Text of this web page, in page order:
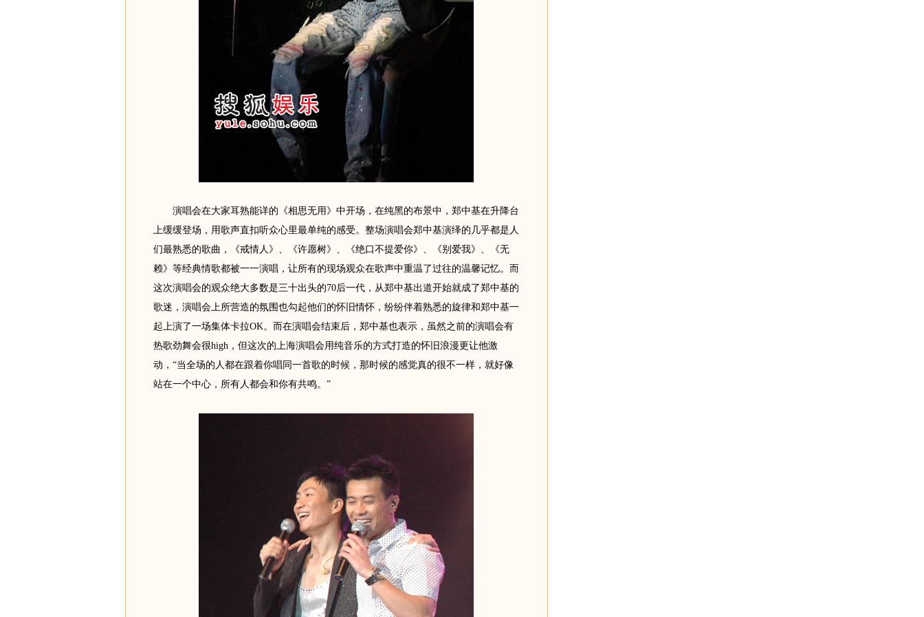
演唱会在大家耳熟能详的《相思无用》中开场，在纯黑的布景中，郑中基在升降台
上缓缓登场，用歌声直扣听众心里最单纯的感受。整场演唱会郑中基演绎的几乎都是人
们最熟悉的歌曲，《戒情人》、《许愿树》、《绝口不提爱你》、《别爱我》、《无
赖》等经典情歌都被一一演唱，让所有的现场观众在歌声中重温了过往的温馨记忆。而
这次演唱会的观众绝大多数是三十出头的70后一代，从郑中基出道开始就成了郑中基的
歌迷，演唱会上所营造的氛围也勾起他们的怀旧情怀，纷纷伴着熟悉的旋律和郑中基一
起上演了一场集体卡拉OK。而在演唱会结束后，郑中基也表示，虽然之前的演唱会有
热歌劲舞会很high，但这次的上海演唱会用纯音乐的方式打造的怀旧浪漫更让他激
动，“当全场的人都在跟着你唱同一首歌的时候，那时候的感觉真的很不一样，就好像
站在一个中心，所有人都会和你有共鸣。”